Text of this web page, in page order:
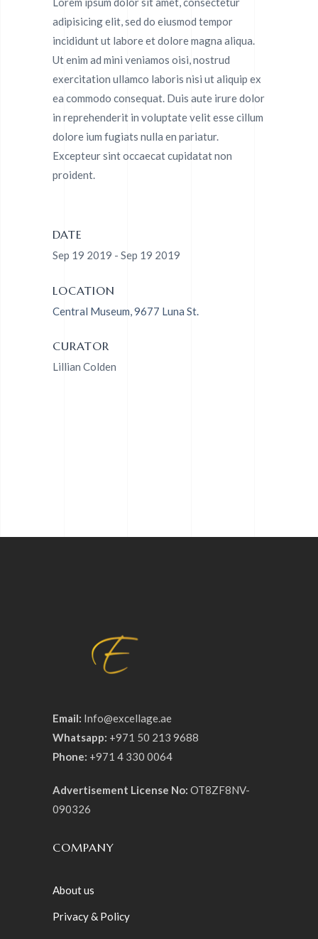
adipisicing elit, sed do eiusmod tempor
incididunt ut labore et dolore magna aliqua.
Ut enim ad mini veniamos oisi, nostrud
exercitation ullamco laboris nisi ut aliquip ex
ea commodo consequat. Duis aute irure dolor
in reprehenderit in voluptate velit esse cillum
dolore ium fugiats nulla en pariatur.
Excepteur sint occaecat cupidatat non
proident.
DATE
Sep 19 2019 - Sep 19 2019
LOCATION
Central Museum, 9677 Luna St.
CURATOR
Lillian Colden
Email: Info@excellage.ae
Whatsapp: +971 50 213 9688
Phone: +971 4 330 0064
Advertisement License No: OT8ZF8NV-
090326
COMPANY
About us
Privacy & Policy